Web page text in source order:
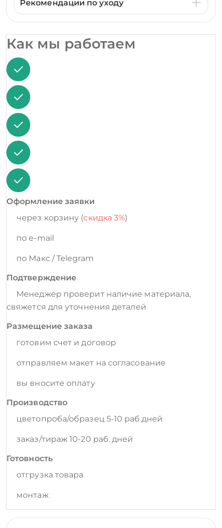
Рекомендации по уходу
Как мы работаем
Оформление заявки
через корзину (скидка 3%)
по e-mail
по Макс / Telegram
Подтверждение
Менеджер проверит наличие материала,
свяжется для уточнения деталей
Размещение заказа
готовим счет и договор
отправляем макет на согласование
вы вносите оплату
Производство
цветопроба/образец 5-10 раб.дней
заказ/тираж 10-20 раб. дней
Готовность
отгрузка товара
монтаж